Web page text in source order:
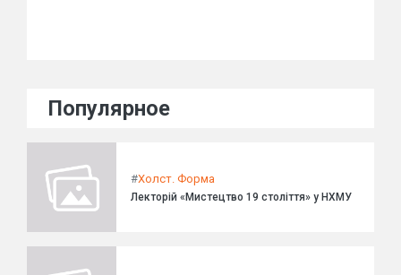
Популярное
#Холст. Форма
Лекторій «Мистецтво 19 століття» у НХМУ